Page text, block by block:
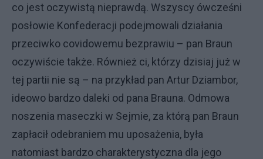
co jest oczywistą nieprawdą. Wszyscy ówcześni
posłowie Konfederacji podejmowali działania
przeciwko covidowemu bezprawiu – pan Braun
oczywiście także. Również ci, którzy dzisiaj już w
tej partii nie są – na przykład pan Artur Dziambor,
ideowo bardzo daleki od pana Brauna. Odmowa
noszenia maseczki w Sejmie, za którą pan Braun
zapłacił odebraniem mu uposażenia, była
natomiast bardzo charakterystyczna dla jego